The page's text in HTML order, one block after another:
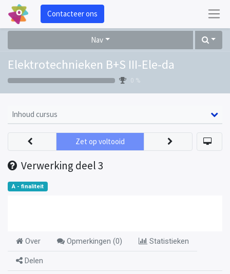
Contacteer ons
Nav
Elektrotechnieken B+S III-Ele-da
0 %
Inhoud cursus
Verwerking deel 3
Zet op voltooid
A - finaliteit
Over Opmerkingen (0) Statistieken
Delen